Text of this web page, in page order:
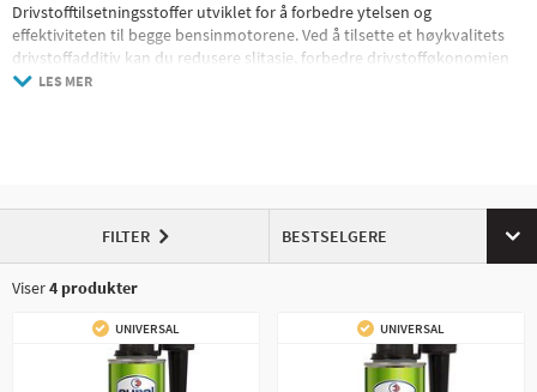
Drivstofftilsetningsstoffer utviklet for å forbedre ytelsen og
effektiviteten til begge bensinmotorene. Ved å tilsette et høykvalitets
drivstoffadditiv kan du redusere slitasje, forbedre drivstofføkonomien
og holde motoren ren for avleiringer.
motorkraft.
LES MER
FILTER BESTSELGERE
Viser4 produkter
UNIVERSAL UNIVERSAL